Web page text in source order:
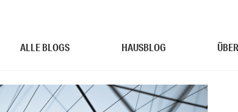
ALLE BLOGS HAUSBLOG